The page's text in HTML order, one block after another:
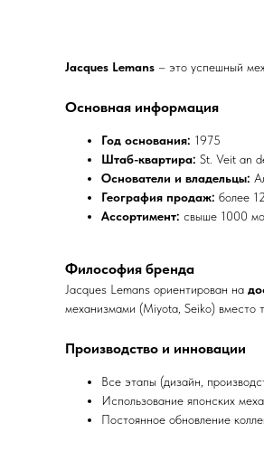
Jacques Lemans – это успешный
Основная информация
Год основания: 1975
Штаб-квартира: St. Veit an
Основатели и владельцы:
География продаж: более
Ассортимент: свыше 1000
Философия бренда
Jacques Lemans ориентирован на
механизмами (Miyota, Seiko) вместо
Производство и инновации
Все этапы (дизайн,
Использование японских
Постоянное обновление